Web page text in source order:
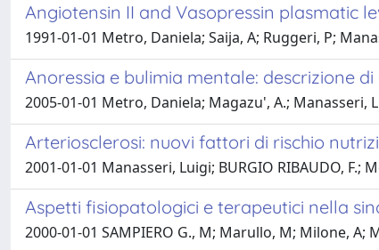
Angiotensin II and Vasopressin plasmatic
1991-01-01 Metro, Daniela; Saija, A; Ruggeri, P;
Anoressia e bulimia mentale: descrizione di
2005-01-01 Metro, Daniela; Magazu', A.; Manasseri,
Arteriosclerosi: nuovi fattori di rischio
2001-01-01 Manasseri, Luigi; BURGIO RIBAUDO, F.;
Aspetti fisiopatologici e terapeutici nella
2000-01-01 SAMPIERO G., M; Marullo, M; Milone, A;